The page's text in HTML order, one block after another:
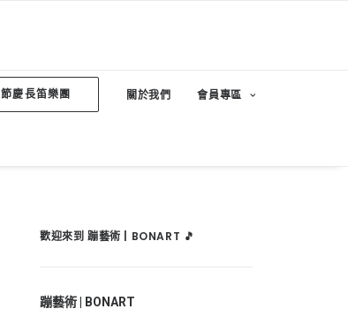
節慶長笛樂團 關於我們 會員專區
歡迎來到 蹦藝術 | BONART 🎵
蹦藝術 | BONART